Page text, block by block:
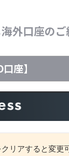
外口座の
座】
リアすると変更